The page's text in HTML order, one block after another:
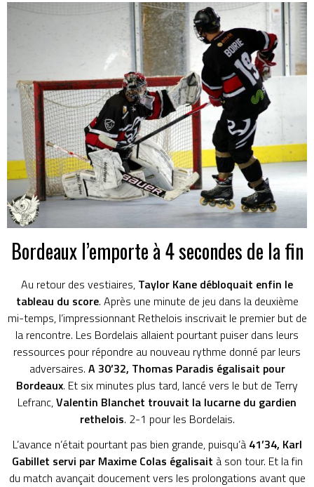
Bordeaux l’emporte à 4 secondes de la fin
Au retour des vestiaires, Taylor Kane débloquait enfin le
tableau du score. Après une minute de jeu dans la deuxième
mi-temps, l’impressionnant Rethelois inscrivait le premier but de
la rencontre. Les Bordelais allaient pourtant puiser dans leurs
ressources pour répondre au nouveau rythme donné par leurs
adversaires. A 30’32, Thomas Paradis égalisait pour
Bordeaux. Et six minutes plus tard, lancé vers le but de Terry
Lefranc,Valentin Blanchet trouvait la lucarne du gardien
rethelois. 2-1 pour les Bordelais.
L’avance n’était pourtant pas bien grande, puisqu’à 41’34, Karl
Gabillet servi par Maxime Colas égalisait à son tour. Et la fin
du match avançait doucement vers les prolongations avant que